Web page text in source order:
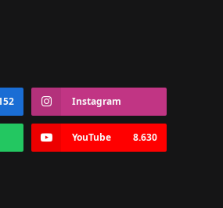
Instagram
YouTube 8.630